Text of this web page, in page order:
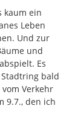
kaum ein
Leben
Und zur
und
Es
bald
Verkehr
9.7., den ich